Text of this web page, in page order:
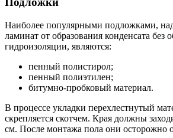
Наиболее популярными подложками,
ламинат от образования конденсата без
гидроизоляции, являются:
пенный полистирол;
пенный полиэтилен;
битумно-пробковый материал.
В процессе укладки перехлестнутый
скрепляется скотчем. Края должны
см. После монтажа пола они осторожно